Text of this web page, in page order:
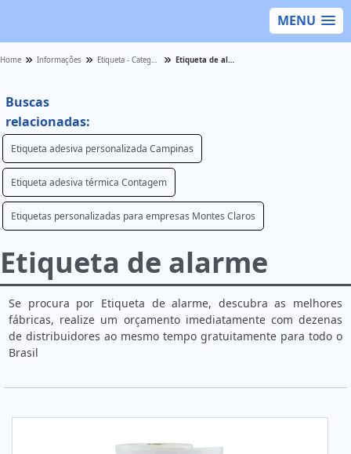
MENU
Home Informações Etiqueta - Categoria Etiqueta de alarme
Buscas
relacionadas:
Etiqueta adesiva personalizada Campinas
Etiqueta adesiva térmica Contagem
Etiquetas personalizadas para empresas Montes Claros
Etiqueta de alarme
Se procura por Etiqueta de alarme, descubra as melhores
fábricas, realize um orçamento imediatamente com dezenas
de distribuidores ao mesmo tempo gratuitamente para todo o
Brasil